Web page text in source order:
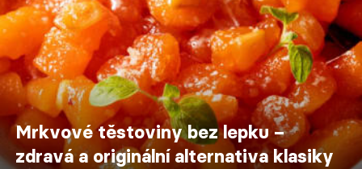
Mrkvové těstoviny bez lepku –
zdravá a originální alternativa klasiky